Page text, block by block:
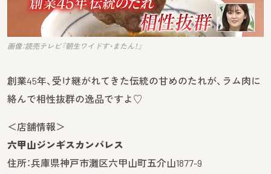
画像：読売テレビ『朝生ワイドす・またん！』
創業45年、受け継がれてきた伝統の甘めのたれが、ラム肉に
絡んで相性抜群の逸品ですよ♡
＜店舗情報＞
六甲山ジンギスカンパレス
住所：兵庫県神戸市灘区六甲山町五介山1877-9